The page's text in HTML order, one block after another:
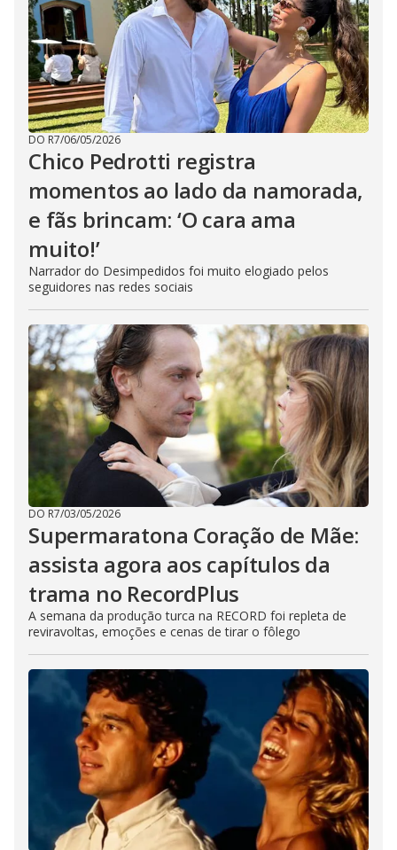
DO R7/06/05/2026
Chico Pedrotti registra
momentos ao lado da namorada,
e fãs brincam: ‘O cara ama
muito!’
Narrador do Desimpedidos foi muito elogiado pelos
seguidores nas redes sociais
DO R7/03/05/2026
Supermaratona Coração de Mãe:
assista agora aos capítulos da
trama no RecordPlus
A semana da produção turca na RECORD foi repleta de
reviravoltas, emoções e cenas de tirar o fôlego